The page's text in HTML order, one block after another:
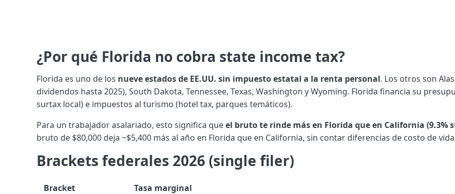
¿Por qué Florida no cobra state income tax?
Florida es uno de los nueve estados de EE.UU. sin impuesto estatal a la renta personal. Los otros son
dividendos hasta 2025), South Dakota, Tennessee, Texas, Washington y Wyoming. Florida financia su
surtax local) e impuestos al turismo (hotel tax, parques temáticos).
Para un trabajador asalariado, esto significa queel bruto te rinde más en Florida que en California (9.3%
bruto de $80,000 deja ~$5,400 más al año en Florida que en California, sin contar diferencias de costo de
Brackets federales 2026 (single filer)
Bracket Tasa marginal